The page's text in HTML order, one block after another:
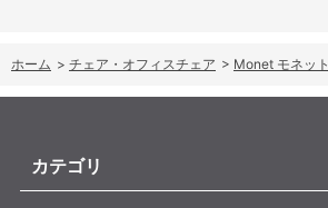
ホーム > チェア・オフィスチェア > Monet モネット
カテゴリ